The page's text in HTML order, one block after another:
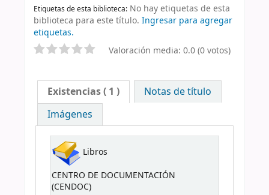
Etiquetas de esta biblioteca: No hay etiquetas de esta
biblioteca para este título. Ingresar para agregar
etiquetas.
Valoración media: 0.0 (0 votos)
Existencias( 1 )
Notas de título
Imágenes
Libros
CENTRO DE DOCUMENTACIÓN
(CENDOC)